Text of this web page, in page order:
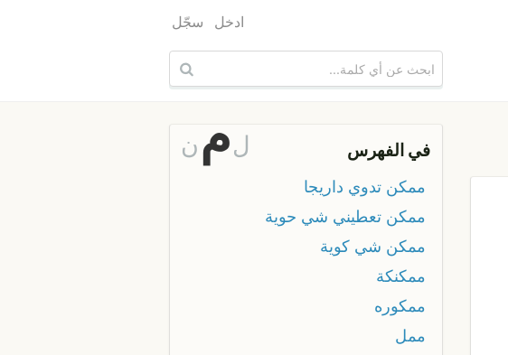
ادخل سجّل
في الفهرس لمن
ممكن تدوي داريجا
ممكن تعطيني شي حوية
ممكن شي كوية
ممكنكة
ممكوره
ممل